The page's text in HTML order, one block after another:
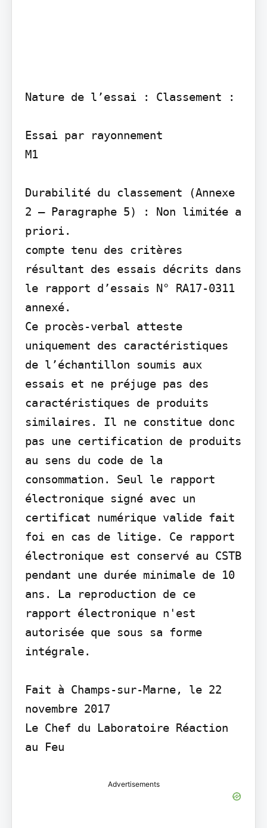
Nature de l’essai : Classement :
Essai par rayonnement
M1
Durabilité du classement (Annexe
2 – Paragraphe 5) : Non limitée a
priori.
compte tenu des critères
résultant des essais décrits dans
le rapport d’essais N° RA17-0311
annexé.
Ce procès-verbal atteste
uniquement des caractéristiques
de l’échantillon soumis aux
essais et ne préjuge pas des
caractéristiques de produits
similaires. Il ne constitue donc
pas une certification de produits
au sens du code de la
consommation. Seul le rapport
électronique signé avec un
certificat numérique valide fait
foi en cas de litige. Ce rapport
électronique est conservé au CSTB
pendant une durée minimale de 10
ans. La reproduction de ce
rapport électronique n'est
autorisée que sous sa forme
intégrale.
Fait à Champs-sur-Marne, le 22
novembre 2017
Le Chef du Laboratoire Réaction
au Feu
Advertisements